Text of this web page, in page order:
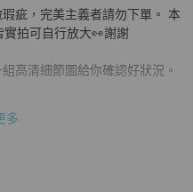
疵，完美主義者請勿下單。 本
拍可自行放大👀謝謝
高清細節圖給你確認好狀況。
多